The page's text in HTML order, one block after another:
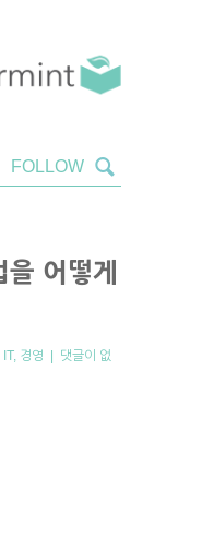
어떻게
IT, 경영 | 댓글이 없